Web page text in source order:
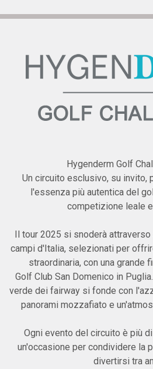
Hygenderm Golf
Un circuito esclusivo, su invito,
l'essenza più autentica del
competizione leale
Il tour 2025 si snoderà
campi d'Italia, selezionati per
straordinaria, con una grande
Golf Club San Domenico in
verde dei fairway si fonde con
panorami mozzafiato e
Ogni evento del circuito è più
un'occasione per condividere la
divertirsi tra